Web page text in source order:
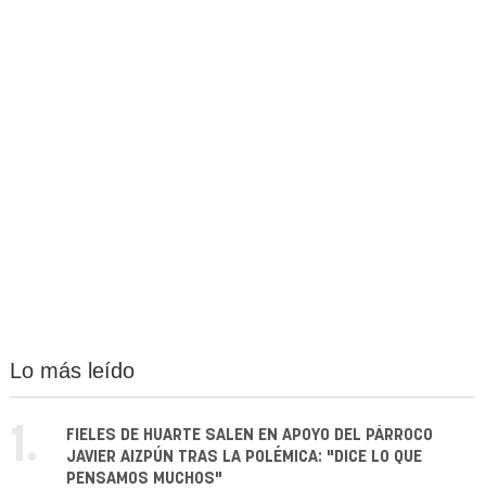
Lo más leído
1.
FIELES DE HUARTE SALEN EN APOYO DEL PÁRROCO
JAVIER AIZPÚN TRAS LA POLÉMICA: "DICE LO QUE
PENSAMOS MUCHOS"